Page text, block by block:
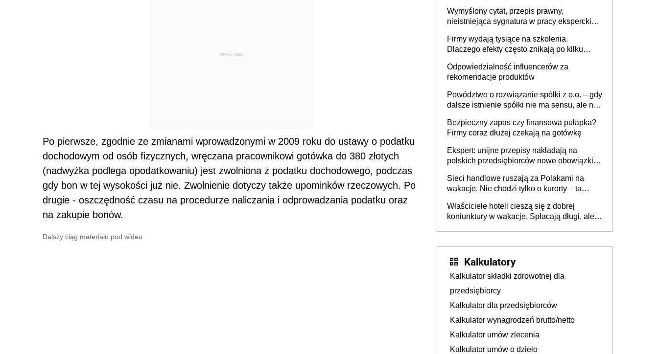
REKLAMA
Po pierwsze, zgodnie ze zmianami wprowadzonymi w 2009 roku do ustawy o podatku
dochodowym od osób fizycznych, wręczana pracownikowi gotówka do 380 złotych
(nadwyżka podlega opodatkowaniu) jest zwolniona z podatku dochodowego, podczas
gdy bon w tej wysokości już nie. Zwolnienie dotyczy także upominków rzeczowych. Po
drugie - oszczędność czasu na procedurze naliczania i odprowadzania podatku oraz
na zakupie bonów.
Dalszy ciąg materiału pod wideo
Wymyślony cytat, przepis prawny,
nieistniejąca sygnatura w pracy eksperckiej -
firmie
Firmy wydają tysiące na szkolenia.
Dlaczego efekty często znikają po kilku
Odpowiedzialność influencerów za
rekomendacje produktów
Powództwo o rozwiązanie spółki z o.o. – gdy
dalsze istnienie spółki nie ma sensu, ale nie
Bezpieczny zapas czy finansowa pułapka?
Firmy coraz dłużej czekają na gotówkę
Ekspert: unijne przepisy nakładają na
polskich przedsiębiorców nowe obowiązki w
Sieci handlowe ruszają za Polakami na
wakacje. Nie chodzi tylko o kurorty – ta
tam, gdzie wielu spędzi urlop po cichu
Właściciele hoteli cieszą się z dobrej
koniunktury w wakacje. Spłacają długi, ale
Kalkulatory
Kalkulator składki zdrowotnej dla
przedsiębiorcy
Kalkulator dla przedsiębiorców
Kalkulator wynagrodzeń brutto/netto
Kalkulator umów zlecenia
Kalkulator umów o dzieło